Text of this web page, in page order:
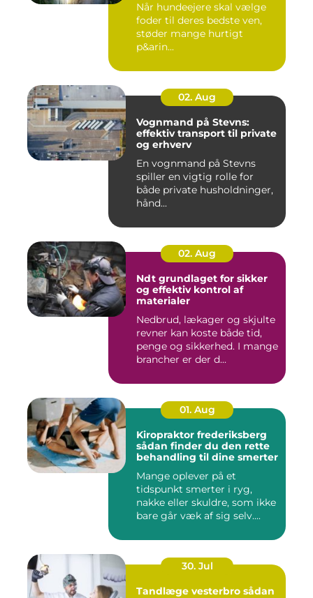
Når hundeejere skal vælge
foder til deres bedste ven,
støder mange hurtigt
p&arin...
02. Aug
Vognmand på Stevns:
effektiv transport til private
og erhverv
En vognmand på Stevns
spiller en vigtig rolle for
både private husholdninger,
hånd...
02. Aug
Ndt grundlaget for sikker
og effektiv kontrol af
materialer
Nedbrud, lækager og skjulte
revner kan koste både tid,
penge og sikkerhed. I mange
brancher er der d...
01. Aug
Kiropraktor frederiksberg
sådan finder du den rette
behandling til dine smerter
Mange oplever på et
tidspunkt smerter i ryg,
nakke eller skuldre, som ikke
bare går væk af sig selv....
30. Jul
Tandlæge vesterbro sådan